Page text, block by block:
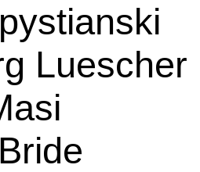
Luescher